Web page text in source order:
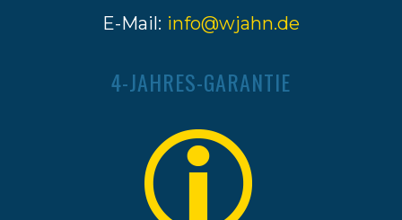
E-Mail: info@wjahn.de
4-JAHRES-GARANTIE